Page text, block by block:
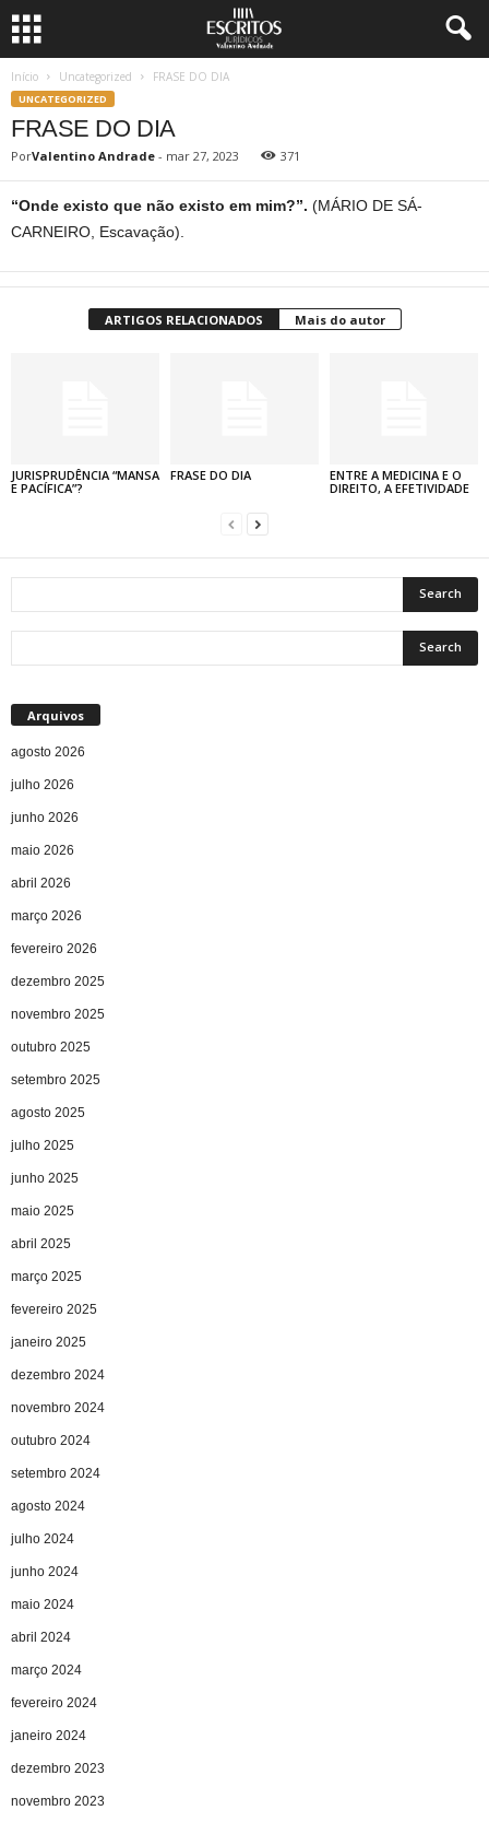
Início Uncategorized FRASE DO DIA
UNCATEGORIZED
FRASE DO DIA
PorValentino Andrade - mar 27, 2023 371
“Onde existo que não existo em mim?”. (MÁRIO DE SÁ-
CARNEIRO, Escavação).
ARTIGOS RELACIONADOS Mais do autor
JURISPRUDÊNCIA “MANSA
E PACÍFICA”?
FRASE DO DIA
ENTRE A MEDICINA E O
DIREITO, A EFETIVIDADE
Arquivos
agosto 2026
julho 2026
junho 2026
maio 2026
abril 2026
março 2026
fevereiro 2026
dezembro 2025
novembro 2025
outubro 2025
setembro 2025
agosto 2025
julho 2025
junho 2025
maio 2025
abril 2025
março 2025
fevereiro 2025
janeiro 2025
dezembro 2024
novembro 2024
outubro 2024
setembro 2024
agosto 2024
julho 2024
junho 2024
maio 2024
abril 2024
março 2024
fevereiro 2024
janeiro 2024
dezembro 2023
novembro 2023